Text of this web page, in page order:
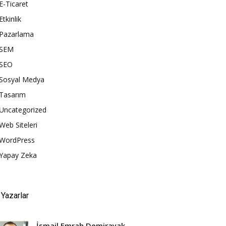
E-Ticaret
Etkinlik
Pazarlama
Medya
Tasarım
Siteleri
Zeka
Yazarlar